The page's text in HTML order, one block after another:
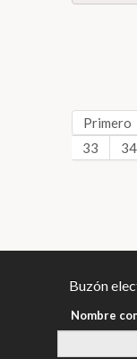
Primero
33
34
Buzón
Nombre